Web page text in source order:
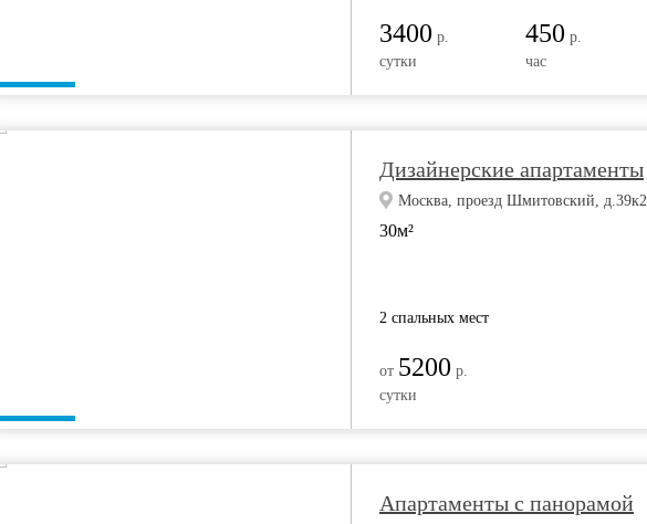
3400 р.
сутки
450 р.
час
Дизайнерские апартаменты
Москва, проезд Шмитовский, д.39к2
30м²
2 спальных мест
от 5200 р.
сутки
Апартаменты с панорамой